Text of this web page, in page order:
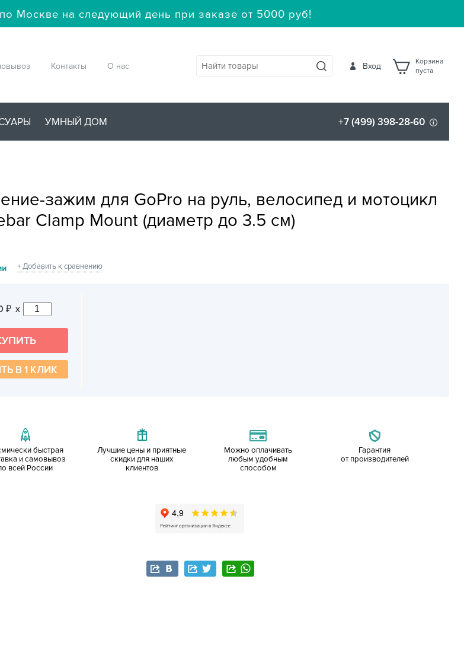
Москве на следующий день при заказе от 5000 руб!
Контакты О нас
Корзина
пуста
Вход
УМНЫЙ ДОМ +7 (499) 398-28-60
зажим для GoPro на руль, велосипед и мотоцикл
Clamp Mount (диаметр до 3.5 см)
+ Добавить к сравнению
₽ x
В 1 КЛИК
быстрая
и самовывоз
всей России
Лучшие цены и приятные
скидки для наших
клиентов
Можно оплачивать
любым удобным
способом
Гарантия
от производителей